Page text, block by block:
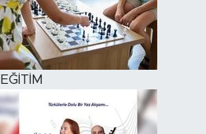
EĞİTİM